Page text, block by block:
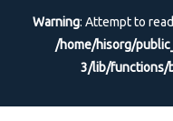
Warning: Attempt to
/home/hisorg/
3/lib/functions/